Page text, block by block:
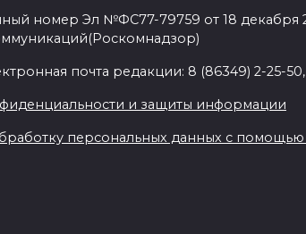
номер Эл №ФС77-79759 от 18
почта редакции: 8 (86349) 2-25-
и защиты информации
персональных данных с